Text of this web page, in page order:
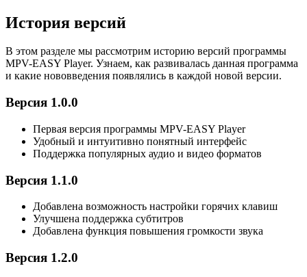
История версий
В этом разделе мы рассмотрим историю версий программы
MPV-EASY Player. Узнаем, как развивалась данная программа
и какие нововведения появлялись в каждой новой версии.
Версия 1.0.0
Первая версия программы MPV-EASY Player
Удобный и интуитивно понятный интерфейс
Поддержка популярных аудио и видео форматов
Версия 1.1.0
Добавлена возможность настройки горячих клавиш
Улучшена поддержка субтитров
Добавлена функция повышения громкости звука
Версия 1.2.0